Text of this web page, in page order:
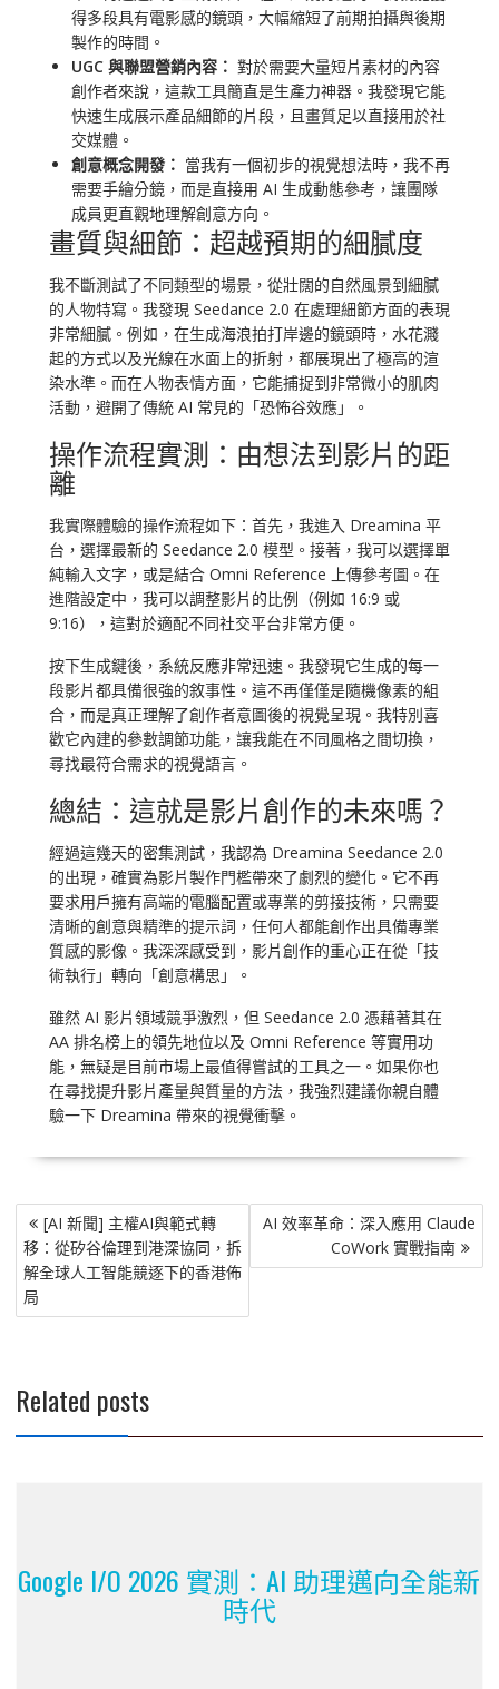
得多段具有電影感的鏡頭，大幅縮短了前期拍攝與後期
製作的時間。
UGC 與聯盟營銷內容： 對於需要大量短片素材的內容
創作者來說，這款工具簡直是生產力神器。我發現它能
快速生成展示產品細節的片段，且畫質足以直接用於社
交媒體。
創意概念開發： 當我有一個初步的視覺想法時，我不再
需要手繪分鏡，而是直接用 AI 生成動態參考，讓團隊
成員更直觀地理解創意方向。
畫質與細節：超越預期的細膩度
我不斷測試了不同類型的場景，從壯闊的自然風景到細膩
的人物特寫。我發現 Seedance 2.0 在處理細節方面的表現
非常細膩。例如，在生成海浪拍打岸邊的鏡頭時，水花濺
起的方式以及光線在水面上的折射，都展現出了極高的渲
染水準。而在人物表情方面，它能捕捉到非常微小的肌肉
活動，避開了傳統 AI 常見的「恐怖谷效應」。
操作流程實測：由想法到影片的距
離
我實際體驗的操作流程如下：首先，我進入 Dreamina 平
台，選擇最新的 Seedance 2.0 模型。接著，我可以選擇單
純輸入文字，或是結合 Omni Reference 上傳參考圖。在
進階設定中，我可以調整影片的比例（例如 16:9 或
9:16），這對於適配不同社交平台非常方便。
按下生成鍵後，系統反應非常迅速。我發現它生成的每一
段影片都具備很強的敘事性。這不再僅僅是隨機像素的組
合，而是真正理解了創作者意圖後的視覺呈現。我特別喜
歡它內建的參數調節功能，讓我能在不同風格之間切換，
尋找最符合需求的視覺語言。
總結：這就是影片創作的未來嗎？
經過這幾天的密集測試，我認為 Dreamina Seedance 2.0
的出現，確實為影片製作門檻帶來了劇烈的變化。它不再
要求用戶擁有高端的電腦配置或專業的剪接技術，只需要
清晰的創意與精準的提示詞，任何人都能創作出具備專業
質感的影像。我深深感受到，影片創作的重心正在從「技
術執行」轉向「創意構思」。
雖然 AI 影片領域競爭激烈，但 Seedance 2.0 憑藉著其在
AA 排名榜上的領先地位以及 Omni Reference 等實用功
能，無疑是目前市場上最值得嘗試的工具之一。如果你也
在尋找提升影片產量與質量的方法，我強烈建議你親自體
驗一下 Dreamina 帶來的視覺衝擊。
文
章
導
覽
[AI 新聞] 主權AI與範式轉
移：從矽谷倫理到港深協同，拆
解全球人工智能競逐下的香港佈
局
AI 效率革命：深入應用 Claude
CoWork 實戰指南
Related posts
Google I/O 2026 實測：AI 助理邁向全能新
時代